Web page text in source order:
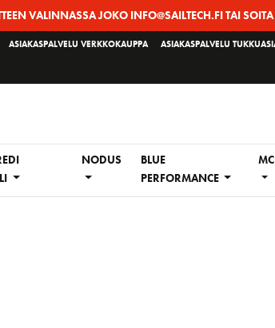
VALINNASSA JOKO INFO@SAILTECH.FI TAI
ASIAKASPALVELU VERKKOKAUPPA ASIAKASPALVELU
NODUS
BLUE
PERFORMANCE